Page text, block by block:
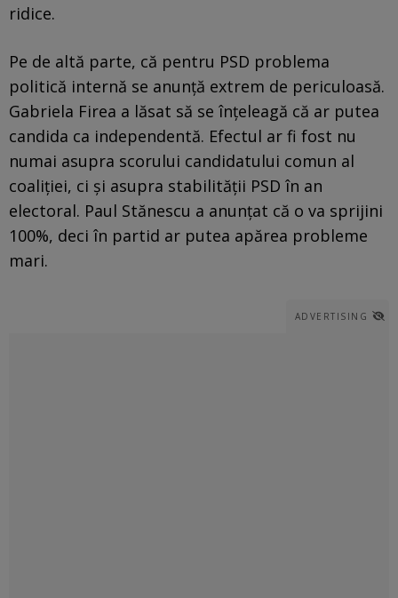
ridice.
Pe de altă parte, că pentru PSD problema
politică internă se anunță extrem de periculoasă.
Gabriela Firea a lăsat să se înțeleagă că ar putea
candida ca independentă. Efectul ar fi fost nu
numai asupra scorului candidatului comun al
coaliției, ci și asupra stabilității PSD în an
electoral. Paul Stănescu a anunțat că o va sprijini
100%, deci în partid ar putea apărea probleme
mari.
ADVERTISING